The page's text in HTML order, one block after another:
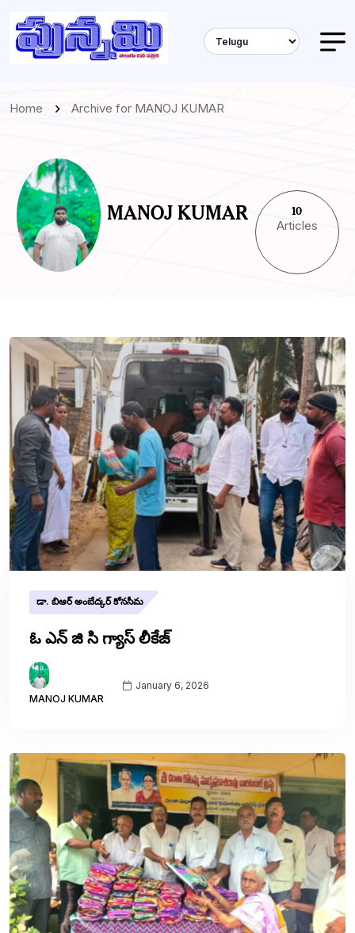
Home Archive for MANOJ KUMAR
MANOJ KUMAR
10
Articles
డా. బిఆర్ అంబేద్కర్ కోనసీమ
ఓ ఎన్ జి సి గ్యాస్ లీకేజ్
MANOJ KUMAR
January 6, 2026